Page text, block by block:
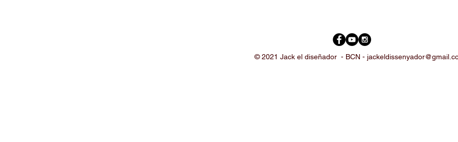
© 2021 Jack el diseñador - BCN -